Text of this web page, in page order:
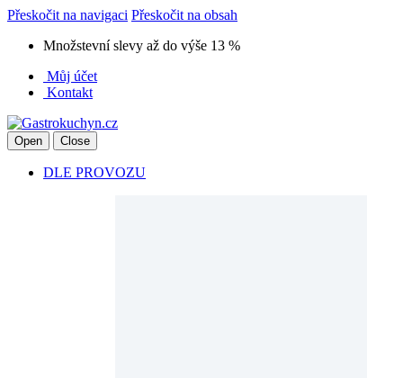
Přeskočit na navigaci Přeskočit na obsah
Množstevní slevy až do výše 13 %
Můj účet
Kontakt
Open Close
DLE PROVOZU